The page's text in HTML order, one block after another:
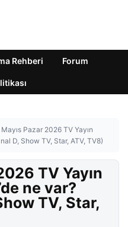
Rehberi Forum
Pazar 2026 TV Yayın
D, Show TV, Star, ATV, TV8)
TV Yayın
ne var?
TV, Star,